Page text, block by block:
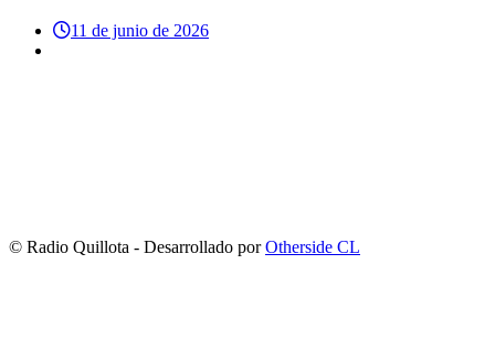
11 de junio de 2026
© Radio Quillota - Desarrollado porOtherside CL